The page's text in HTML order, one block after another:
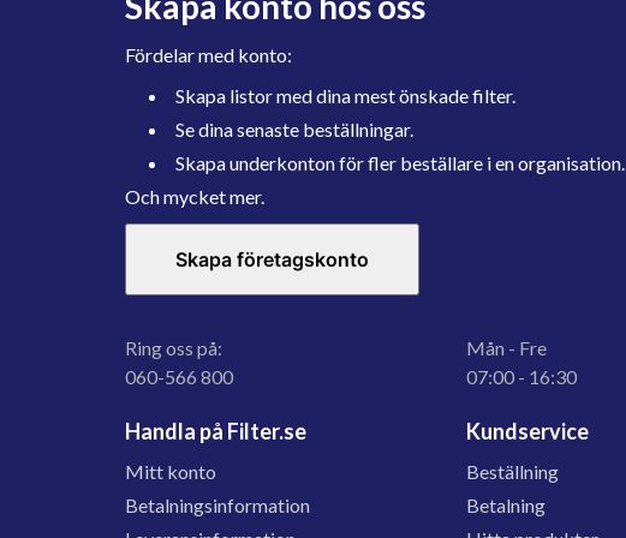
Fördelar med konto:
Skapa listor med dina mest önskade filter.
Se dina senaste beställningar.
Skapa underkonton för fler beställare i en organisation.
Och mycket mer.
Skapa företagskonto
Ring oss på:
060-566 800
Mån - Fre
07:00 - 16:30
Handla på Filter.se
Mitt konto
Betalningsinformation
Kundservice
Beställning
Betalning